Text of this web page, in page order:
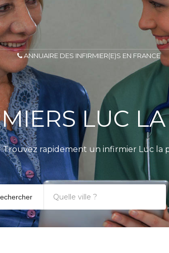
ANNUAIRE DES INFIRMIER(E)S EN FRANCE
LUC
Trouvez rapidement un infirmier Luc la